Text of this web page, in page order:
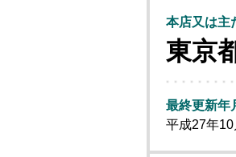
本店又は主
東京
最終更新年
平成27年10